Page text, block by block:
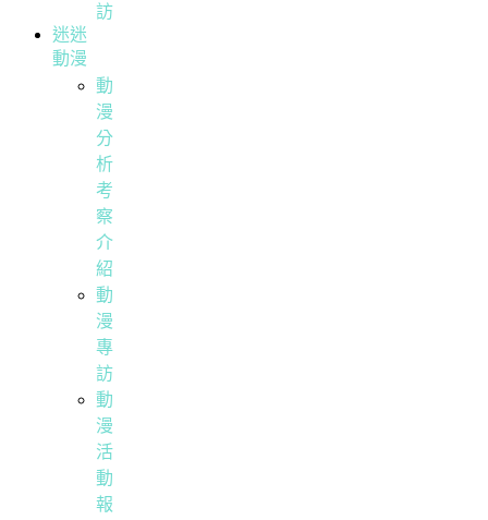
訪
迷迷
動漫
動
漫
分
析
考
察
介
紹
動
漫
專
訪
動
漫
活
動
報